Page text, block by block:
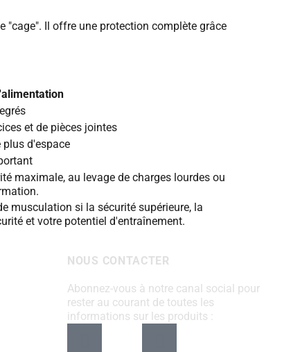
"cage". Il offre une protection complète grâce
et de pièces jointes
d'espace
maximale, au levage de charges lourdes ou
musculation si la sécurité supérieure, la
et votre potentiel d'entraînement.
NOUS CONTACTER
Abonnez-vous à notre canal social pour
rester au courant de toutes les
informations sur les produits :